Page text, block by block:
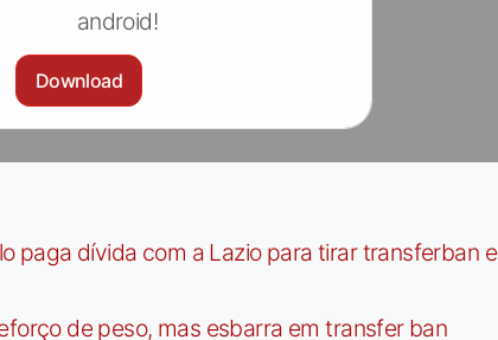
android!
Download
paga dívida com a Lazio para tirar transferban e
de peso, mas esbarra em transfer ban